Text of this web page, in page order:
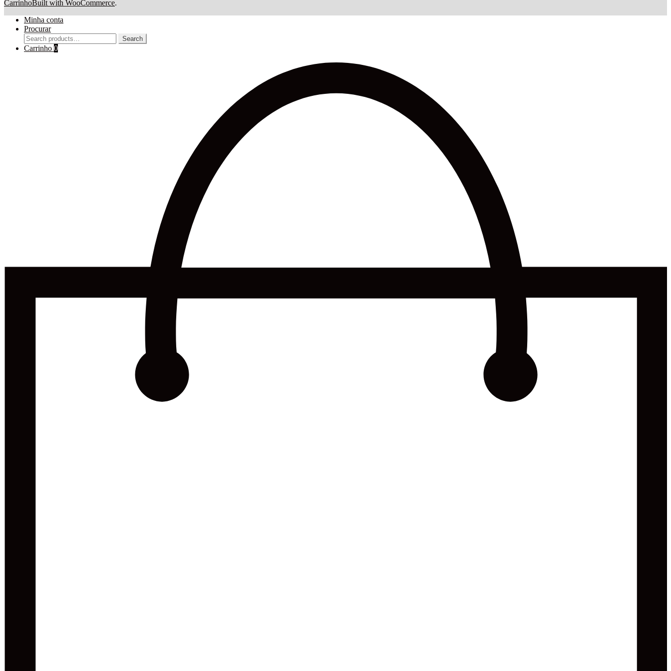
CarrinhoBuilt with WooCommerce.
Minha conta
Procurar
Search
for:
Search
Carrinho 0